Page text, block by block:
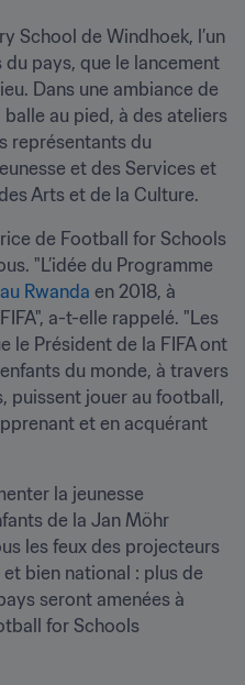
School de Windhoek, l’un
pays, que le lancement
Dans une ambiance de
au pied, à des ateliers
représentants du
et des Services et
Arts et de la Culture.
de Football for Schools
"L’idée du Programme
Rwanda en 2018, à
a-t-elle rappelé. "Les
le Président de la FIFA ont
du monde, à travers
puissent jouer au football,
et en acquérant
la jeunesse
de la Jan Möhr
les feux des projecteurs
bien national : plus de
seront amenées à
for Schools